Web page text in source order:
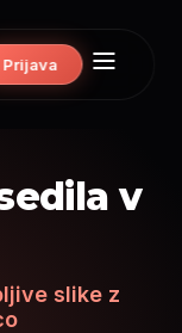
Prijava
v
slike z